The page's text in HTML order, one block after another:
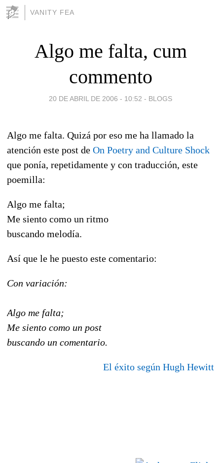
VANITY FEA
Algo me falta, cum
commento
20 DE ABRIL DE 2006 - 10:52 - BLOGS
Algo me falta. Quizá por eso me ha llamado la
atención este post de On Poetry and Culture Shock
que ponía, repetidamente y con traducción, este
poemilla:
Algo me falta;
Me siento como un ritmo
buscando melodía.
Así que le he puesto este comentario:
Con variación:
Algo me falta;
Me siento como un post
buscando un comentario.
El éxito según Hugh Hewitt